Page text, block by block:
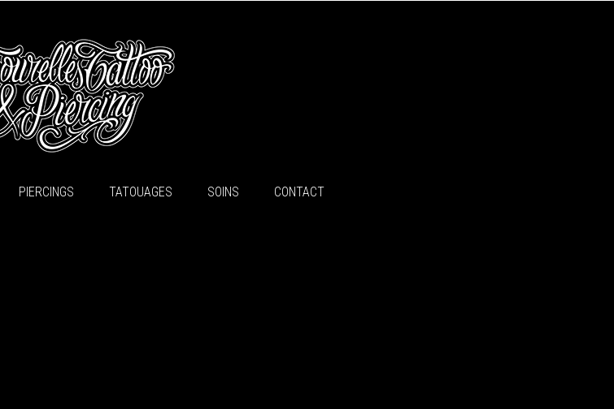
PIERCINGS TATOUAGES SOINS CONTACT